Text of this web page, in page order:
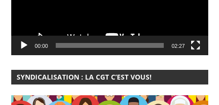
00:00 02:27
SYNDICALISATION : LA CGT C’EST VOUS!